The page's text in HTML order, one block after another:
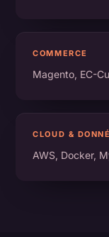
COMMERCE
Magento, EC-
CLOUD &
AWS, Docker,